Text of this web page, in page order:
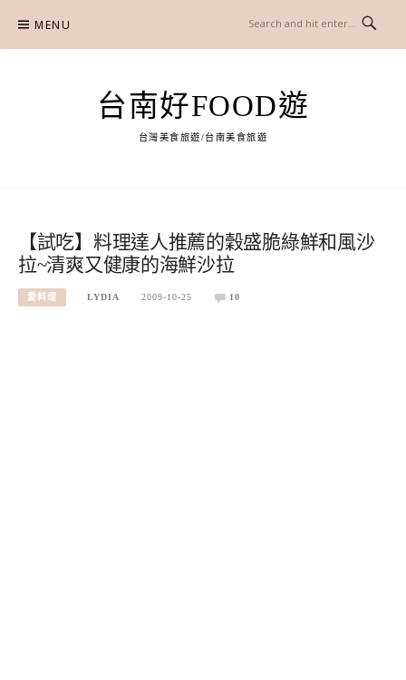
content
MENU
台南好FOOD遊
台灣美食旅遊/台南美食旅遊
【試吃】料理達人推薦的穀盛脆綠鮮和風沙
拉~清爽又健康的海鮮沙拉
愛料理 LYDIA 2009-10-25 10